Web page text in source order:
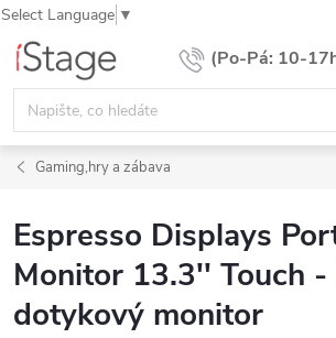
Select Language ▼
Přejít
obsah
Gaming,hry a zábava
Espresso Displays
Monitor 13.3'' Touch -
dotykový monitor